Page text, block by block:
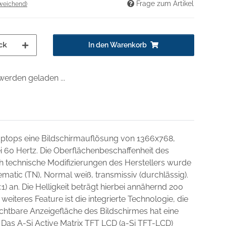
Frage zum Artikel
In den Warenkorb
geladen ...
eine Bildschirmauflösung von 1366x768,
Hertz. Die Oberflächenbeschaffenheit des
technische Modifizierungen des Herstellers wurde
(TN), Normal weiß, transmissiv (durchlässig).
an. Die Helligkeit beträgt hierbei annähernd 200
Feature ist die integrierte Technologie, die
Anzeigefläche des Bildschirmes hat eine
A-Si Active Matrix TFT LCD (a-Si TFT-LCD)